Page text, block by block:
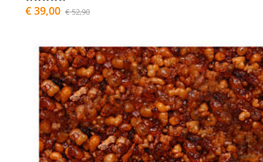
€ 39,00 € 52,90